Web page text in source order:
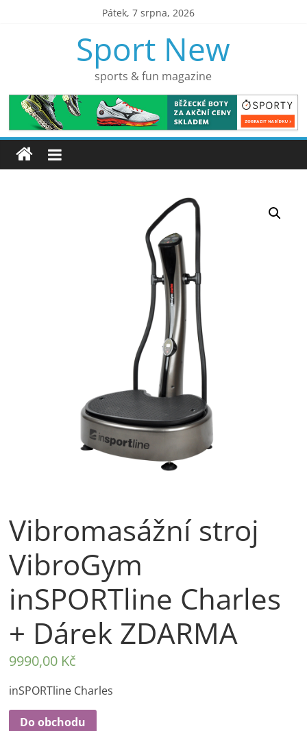
Pátek, 7 srpna, 2026
Sport New
sports & fun magazine
Vibromasážní stroj
VibroGym
inSPORTline Charles
+ Dárek ZDARMA
9990,00 Kč
inSPORTline Charles
Do obchodu